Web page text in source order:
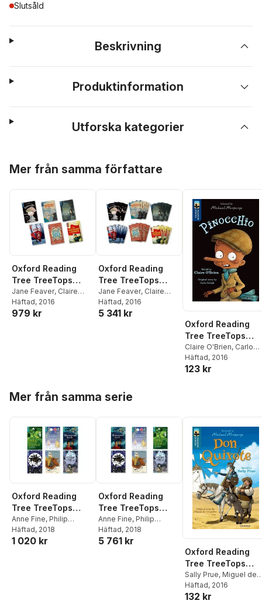
Slutsåld
Beskrivning
Produktinformation
Utforska kategorier
Mer från samma författare
Oxford Reading
Tree TreeTops
Greatest Stories:
Oxford Level 14-15:
Mixed Pack
Jane Feaver, Claire
OBrien, Brynhildur
Thórarinsdóttir
Häftad, 2016
979 kr
Oxford Reading
Tree TreeTops
Greatest Stories:
Oxford Level 14-15:
Class Pack
Jane Feaver, Claire
OBrien, Brynhildur
Thórarinsdóttir
Häftad, 2016
5 341 kr
Oxford Reading
Tree TreeTops
Greatest Stories:
Oxford Level 14:
Pinocchio
Claire O'Brien, Carlo
Collodi
Häftad, 2016
123 kr
Mer från samma serie
Oxford Reading
Tree TreeTops
Greatest Stories:
Oxford Levels 16-
17: Mixed Pack
Anne Fine, Philip
Reeve, Chris Powling
Jamila Gavin
Häftad, 2018
1 020 kr
Oxford Reading
Tree TreeTops
Greatest Stories:
Oxford Levels 16-
17: Class Pack
Anne Fine, Philip
Reeve, Chris Powling
Jamila Gavin
Häftad, 2018
5 761 kr
Oxford Reading
Tree TreeTops
Greatest Stories:
Oxford Level 19:
Don Quixote
Sally Prue, Miguel de
Cervantes
Häftad, 2016
132 kr